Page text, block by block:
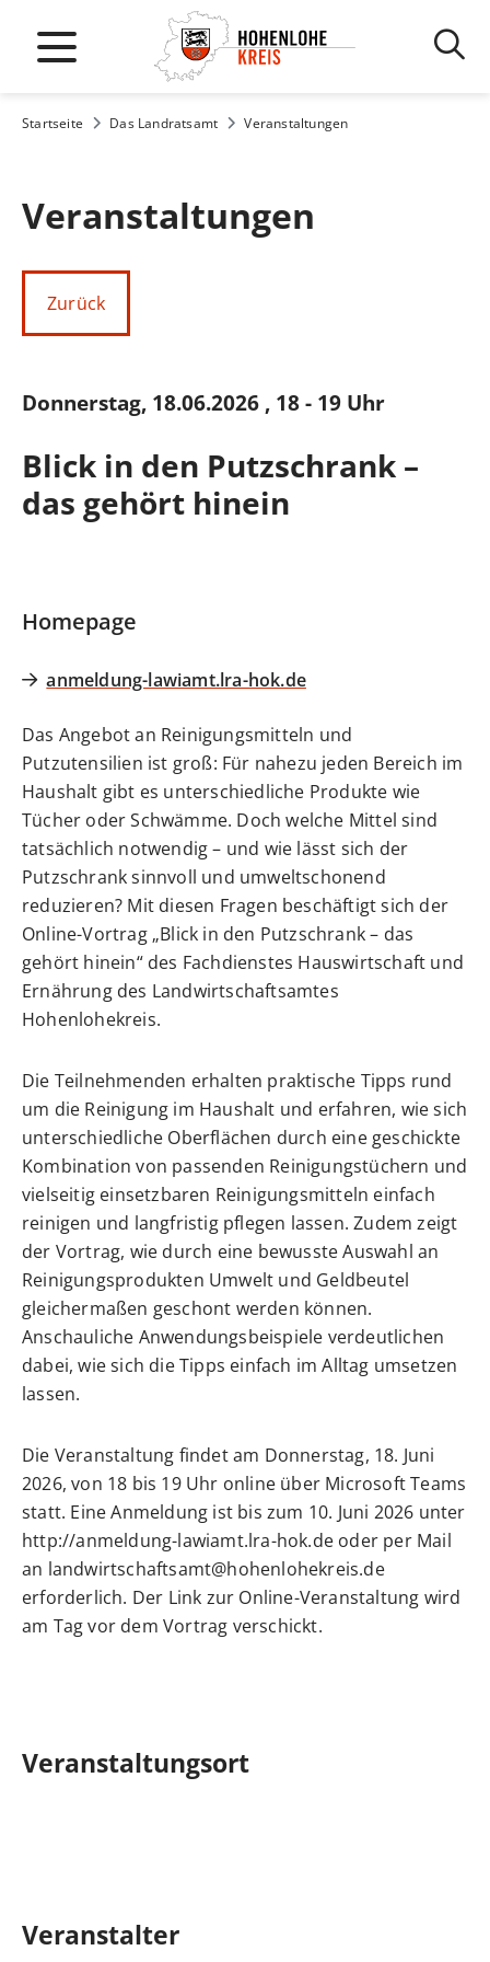
Startseite Das Landratsamt Veranstaltungen
Veranstaltungen
Zurück
Donnerstag, 18.06.2026 , 18 - 19 Uhr
Blick in den Putzschrank –
das gehört hinein
Homepage
anmeldung-lawiamt.lra-hok.de
Das Angebot an Reinigungsmitteln und
Putzutensilien ist groß: Für nahezu jeden Bereich im
Haushalt gibt es unterschiedliche Produkte wie
Tücher oder Schwämme. Doch welche Mittel sind
tatsächlich notwendig – und wie lässt sich der
Putzschrank sinnvoll und umweltschonend
reduzieren? Mit diesen Fragen beschäftigt sich der
Online-Vortrag „Blick in den Putzschrank – das
gehört hinein“ des Fachdienstes Hauswirtschaft und
Ernährung des Landwirtschaftsamtes
Hohenlohekreis.
Die Teilnehmenden erhalten praktische Tipps rund
um die Reinigung im Haushalt und erfahren, wie sich
unterschiedliche Oberflächen durch eine geschickte
Kombination von passenden Reinigungstüchern und
vielseitig einsetzbaren Reinigungsmitteln einfach
reinigen und langfristig pflegen lassen. Zudem zeigt
der Vortrag, wie durch eine bewusste Auswahl an
Reinigungsprodukten Umwelt und Geldbeutel
gleichermaßen geschont werden können.
Anschauliche Anwendungsbeispiele verdeutlichen
dabei, wie sich die Tipps einfach im Alltag umsetzen
lassen.
Die Veranstaltung findet am Donnerstag, 18. Juni
2026, von 18 bis 19 Uhr online über Microsoft Teams
statt. Eine Anmeldung ist bis zum 10. Juni 2026 unter
http://anmeldung-lawiamt.lra-hok.de oder per Mail
an landwirtschaftsamt@hohenlohekreis.de
erforderlich. Der Link zur Online-Veranstaltung wird
am Tag vor dem Vortrag verschickt.
Veranstaltungsort
Veranstalter